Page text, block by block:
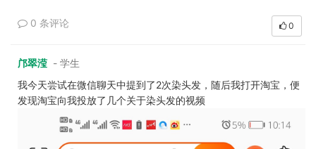
0 条评论 0
邝翠滢 - 学生
我今天尝试在微信聊天中提到了2次染头发，随后我打开淘宝，便
发现淘宝向我投放了几个关于染头发的视频